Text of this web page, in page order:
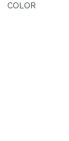
COLOR